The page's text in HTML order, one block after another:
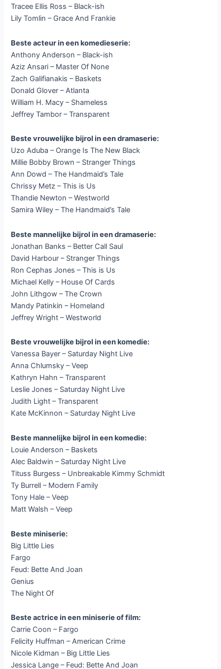
Tracee Ellis Ross – Black-ish
Lily Tomlin – Grace And Frankie
Beste acteur in een komedieserie:
Anthony Anderson – Black-ish
Aziz Ansari – Master Of None
Zach Galifianakis – Baskets
Donald Glover – Atlanta
William H. Macy – Shameless
Jeffrey Tambor – Transparent
Beste vrouwelijke bijrol in een dramaserie:
Uzo Aduba – Orange Is The New Black
Millie Bobby Brown – Stranger Things
Ann Dowd – The Handmaid’s Tale
Chrissy Metz – This is Us
Thandie Newton – Westworld
Samira Wiley – The Handmaid’s Tale
Beste mannelijke bijrol in een dramaserie:
Jonathan Banks – Better Call Saul
David Harbour – Stranger Things
Ron Cephas Jones – This is Us
Michael Kelly – House Of Cards
John Lithgow – The Crown
Mandy Patinkin – Homeland
Jeffrey Wright – Westworld
Beste vrouwelijke bijrol in een komedie:
Vanessa Bayer – Saturday Night Live
Anna Chlumsky – Veep
Kathryn Hahn – Transparent
Leslie Jones – Saturday Night Live
Judith Light – Transparent
Kate McKinnon – Saturday Night Live
Beste mannelijke bijrol in een komedie:
Louie Anderson – Baskets
Alec Baldwin – Saturday Night Live
Tituss Burgess – Unbreakable Kimmy Schmidt
Ty Burrell – Modern Family
Tony Hale – Veep
Matt Walsh – Veep
Beste miniserie:
Big Little Lies
Fargo
Feud: Bette And Joan
Genius
The Night Of
Beste actrice in een miniserie of film:
Carrie Coon – Fargo
Felicity Huffman – American Crime
Nicole Kidman – Big Little Lies
Jessica Lange – Feud: Bette And Joan